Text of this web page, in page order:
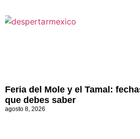
Feria del Mole y el Tamal:
que debes saber
agosto 8, 2026